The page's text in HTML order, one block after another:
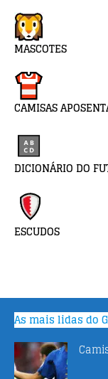
MASCOTES
CAMISAS
DICIONÁRIO DO
ESCUDOS
As mais lidas do